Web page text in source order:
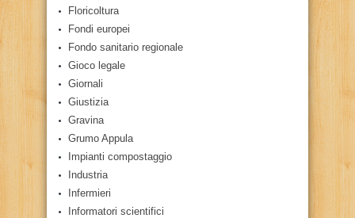
Floricoltura
Fondi europei
Fondo sanitario regionale
Gioco legale
Giornali
Giustizia
Gravina
Grumo Appula
Impianti compostaggio
Industria
Infermieri
Informatori scientifici